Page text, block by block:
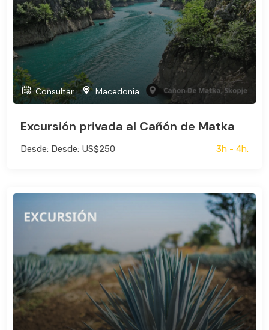
Consultar Macedonia
Excursión privada al Cañón de Matka
Desde: Desde: US$250 3h - 4h.